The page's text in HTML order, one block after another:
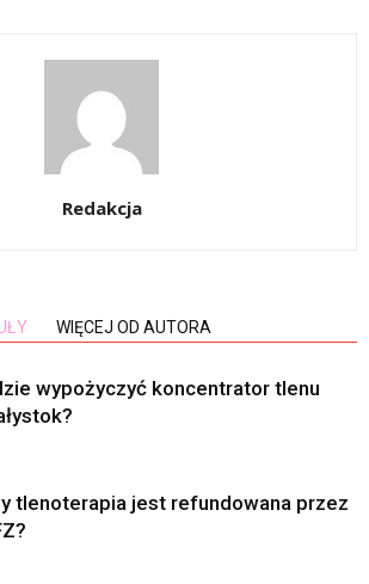
Redakcja
WIĘCEJ OD AUTORA
wypożyczyć koncentrator tlenu
tlenoterapia jest refundowana przez